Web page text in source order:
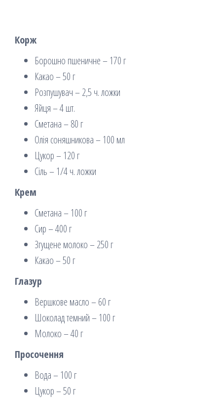
Корж
Борошно пшеничне – 170 г
Какао – 50 г
Розпушувач – 2,5 ч. ложки
Яйця – 4 шт.
Сметана – 80 г
Олія соняшникова – 100 мл
Цукор – 120 г
Сіль – 1/4 ч. ложки
Крем
Сметана – 100 г
Сир – 400 г
Згущене молоко – 250 г
Какао – 50 г
Глазур
Вершкове масло – 60 г
Шоколад темний – 100 г
Молоко – 40 г
Просочення
Вода – 100 г
Цукор – 50 г